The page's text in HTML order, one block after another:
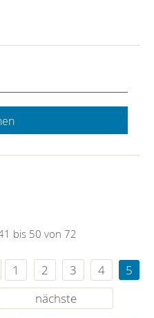
bis 50 von 72
1 2 3 4
5
nächste